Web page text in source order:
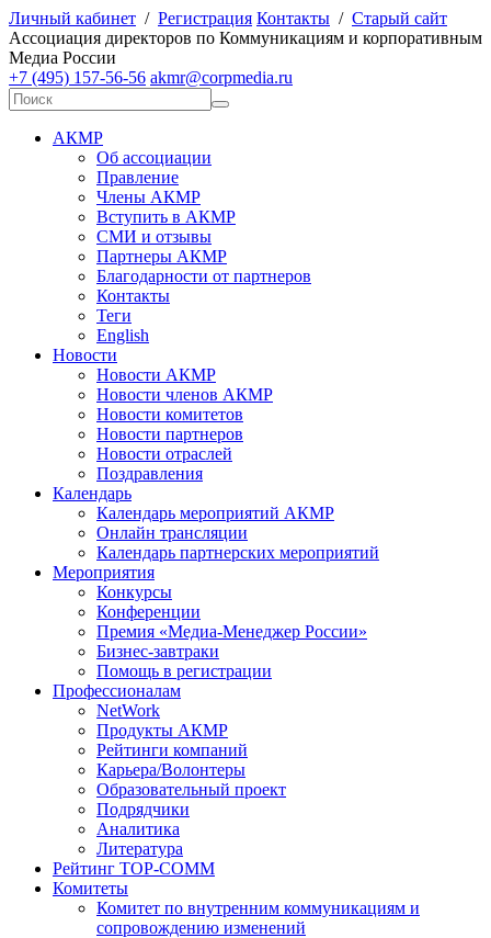
Личный кабинет / Регистрация Контакты / Старый сайт
Ассоциация директоров по Коммуникациям и корпоративным
Медиа России
+7 (495) 157-56-56 akmr@corpmedia.ru
АКМР
Об ассоциации
Правление
Члены АКМР
Вступить в АКМР
СМИ и отзывы
Партнеры АКМР
Благодарности от партнеров
Контакты
Теги
English
Новости
Новости АКМР
Новости членов АКМР
Новости комитетов
Новости партнеров
Новости отраслей
Поздравления
Календарь
Календарь мероприятий АКМР
Онлайн трансляции
Календарь партнерских мероприятий
Мероприятия
Конкурсы
Конференции
Премия «Медиа-Менеджер России»
Бизнес-завтраки
Помощь в регистрации
Профессионалам
NetWork
Продукты АКМР
Рейтинги компаний
Карьера/Волонтеры
Образовательный проект
Подрядчики
Аналитика
Литература
Рейтинг TOP-COMM
Комитеты
Комитет по внутренним коммуникациям и
сопровождению изменений